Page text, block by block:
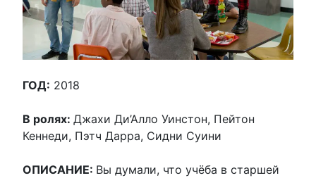
ГОД: 2018
В ролях: Джахи Ди’Алло Уинстон, Пейтон
Кеннеди, Пэтч Дарра, Сидни Суини
ОПИСАНИЕ: Вы думали, что учёба в старшей